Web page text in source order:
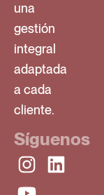
una
gestión
integral
adaptada
a cada
cliente.
Síguenos